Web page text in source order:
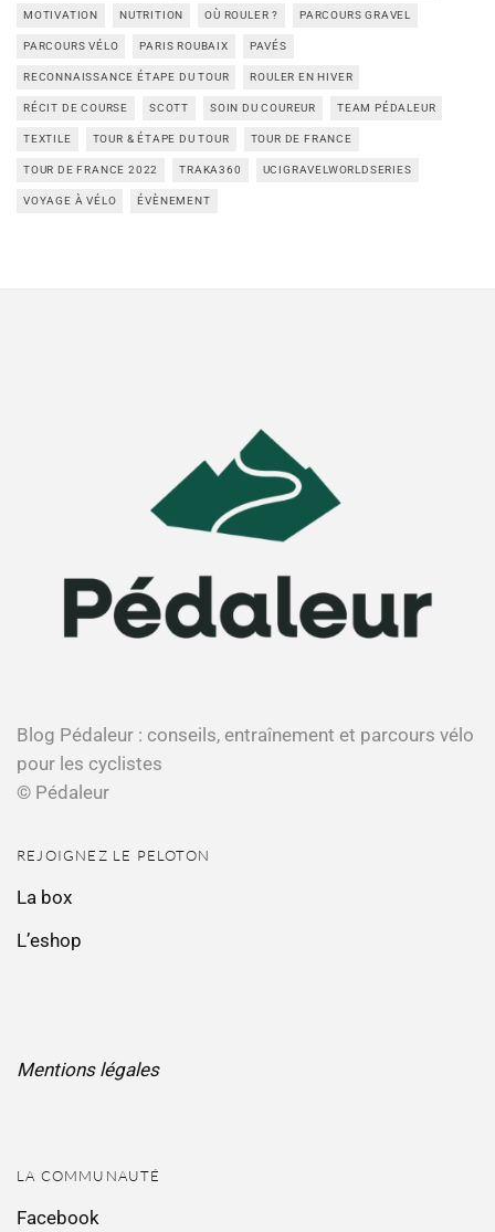
MOTIVATION NUTRITION OÙ ROULER ? PARCOURS GRAVEL
PARCOURS VÉLO PARIS ROUBAIX PAVÉS
RECONNAISSANCE ÉTAPE DU TOUR ROULER EN HIVER
RÉCIT DE COURSE SCOTT SOIN DU COUREUR TEAM PÉDALEUR
TEXTILE TOUR & ÉTAPE DU TOUR TOUR DE FRANCE
TOUR DE FRANCE 2022 TRAKA360 UCIGRAVELWORLDSERIES
VOYAGE À VÉLO ÉVÈNEMENT
Blog Pédaleur : conseils, entraînement et parcours vélo
pour les cyclistes
© Pédaleur
REJOIGNEZ LE PELOTON
La box
L’eshop
Mentions légales
LA COMMUNAUTÉ
Facebook